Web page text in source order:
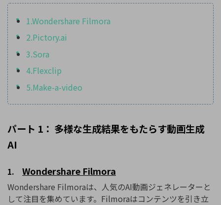
1.Wondershare Filmora
2.Pictory.ai
3.Sora
4.Flexclip
5.Make-a-video
パート 1： 多様な生成結果をもたらす動画生成
AI
1. Wondershare Filmora
Wondershare Filmoraは、人気のAI動画ジェネレーターと
して注目を集めています。Filmoraはコンテンツを引き立